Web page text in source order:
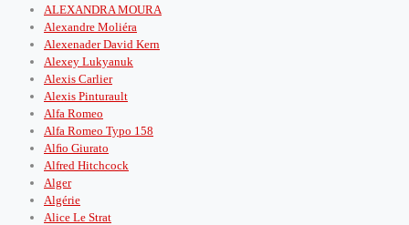
ALEXANDRA MOURA
Alexandre Moliéra
Alexenader David Kern
Alexey Lukyanuk
Alexis Carlier
Alexis Pinturault
Alfa Romeo
Alfa Romeo Typo 158
Alﬁo Giurato
Alfred Hitchcock
Alger
Algérie
Alice Le Strat